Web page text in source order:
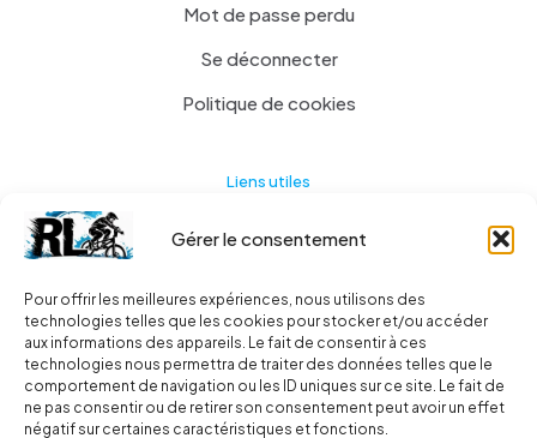
Gérer le consentement
Pour offrir les meilleures expériences, nous utilisons des
technologies telles que les cookies pour stocker et/ou accéder
aux informations des appareils. Le fait de consentir à ces
technologies nous permettra de traiter des données telles que le
comportement de navigation ou les ID uniques sur ce site. Le fait de
ne pas consentir ou de retirer son consentement peut avoir un effet
négatif sur certaines caractéristiques et fonctions.
Mot de passe perdu
Se déconnecter
Politique de cookies
Liens utiles
Actualités
A propos
Contact
Ma liste